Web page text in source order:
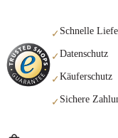
✓ Schnelle
✓Datenschutz
✓Käuferschutz
✓ Sichere